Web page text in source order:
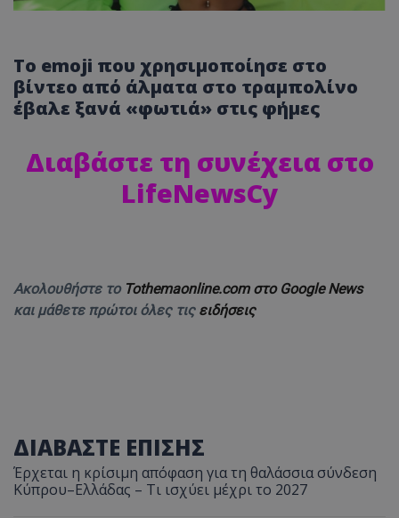
Το emoji που χρησιμοποίησε στο
βίντεο από άλματα στο τραμπολίνο
έβαλε ξανά «φωτιά» στις φήμες
Διαβάστε τη συνέχεια στο
LifeNewsCy
Ακολουθήστε το Tothemaonline.com στο Google News
και μάθετε πρώτοι όλες τις ειδήσεις
ΔΙΑΒΑΣΤΕ ΕΠΙΣΗΣ
Έρχεται η κρίσιμη απόφαση για τη θαλάσσια σύνδεση
Κύπρου–Ελλάδας – Τι ισχύει μέχρι το 2027